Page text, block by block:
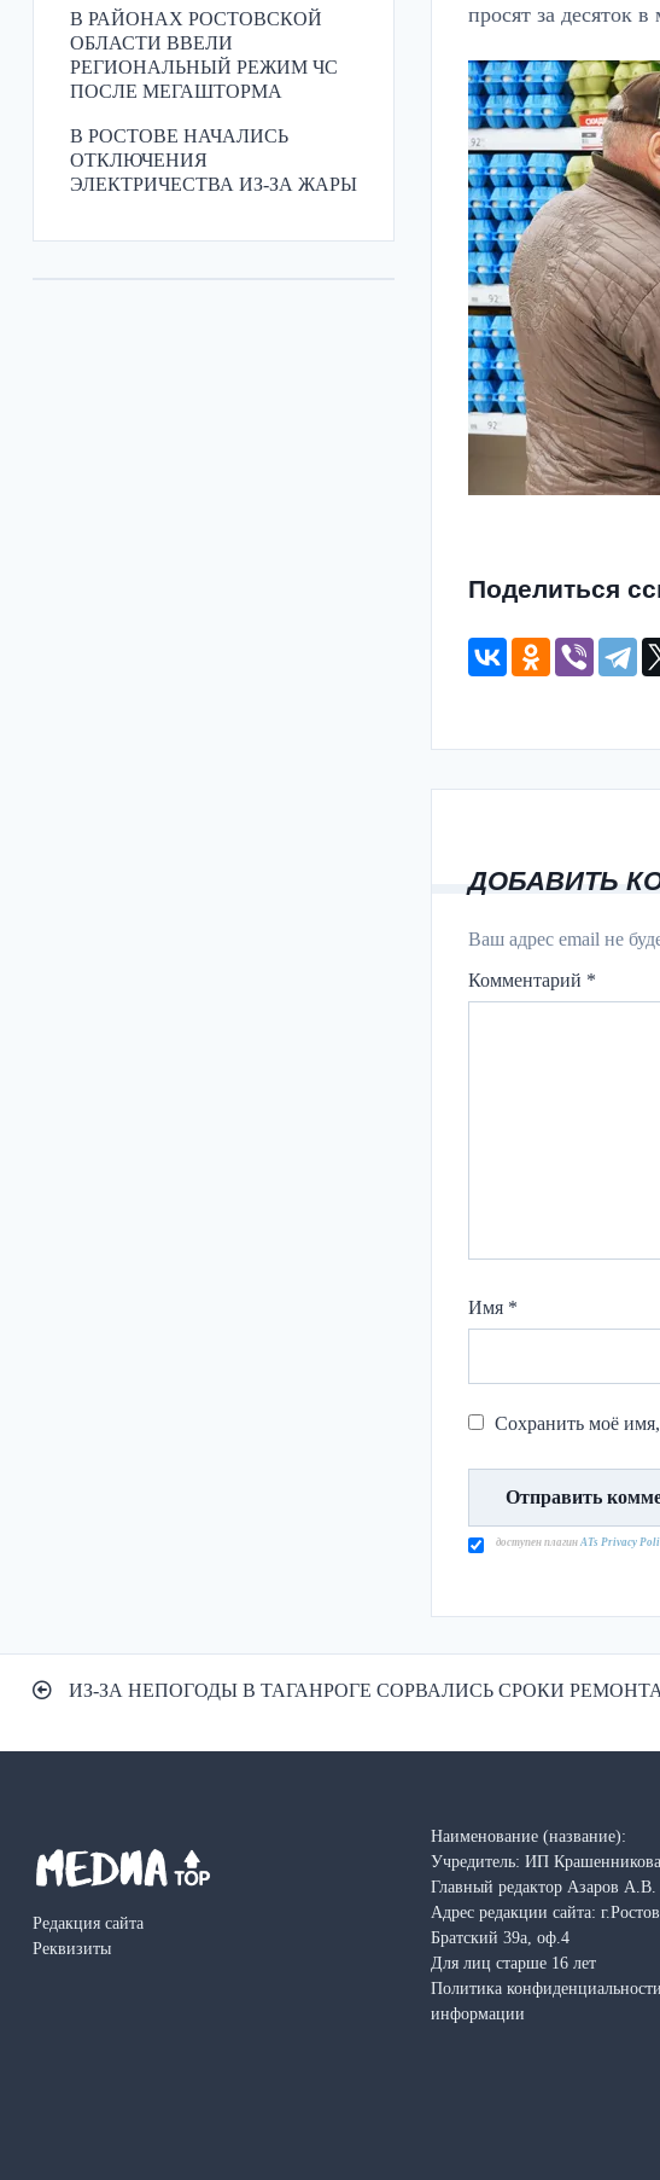
В РАЙОНАХ РОСТОВСКОЙ
ОБЛАСТИ ВВЕЛИ
РЕГИОНАЛЬНЫЙ РЕЖИМ ЧС
ПОСЛЕ МЕГАШТОРМА
В РОСТОВЕ НАЧАЛИСЬ
ОТКЛЮЧЕНИЯ
ЭЛЕКТРИЧЕСТВА ИЗ-ЗА ЖАРЫ
просят за десяток
Поделиться
ДОБАВИТЬ
Ваш адрес email не
Комментарий *
Имя *
Сохранить моё
доступен плагин ATs Privacy
Навигация
записям
ИЗ-ЗА НЕПОГОДЫ В ТАГАНРОГЕ СОРВАЛИСЬ СРОКИ
Редакция сайта
Реквизиты
Наименование (название):
Учредитель: ИП
Главный редактор Азаров А.В.
Адрес редакции сайта:
Братский 39а, оф.4
Для лиц старше 16 лет
Политика
информации